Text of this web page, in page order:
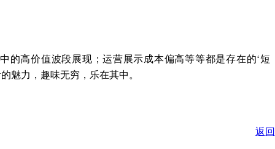
的高价值波段展现；运营展示成本偏高等等都是存在的‘短
魅力，趣味无穷，乐在其中。
返